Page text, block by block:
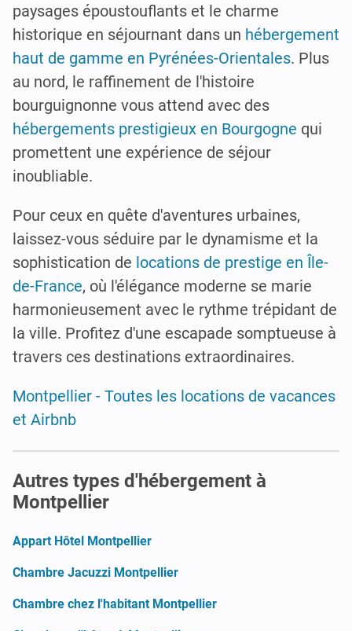
paysages époustouflants et le charme
historique en séjournant dans un hébergement
haut de gamme en Pyrénées-Orientales. Plus
au nord, le raffinement de l'histoire
bourguignonne vous attend avec des
hébergements prestigieux en Bourgogne qui
promettent une expérience de séjour
inoubliable.
Pour ceux en quête d'aventures urbaines,
laissez-vous séduire par le dynamisme et la
sophistication de locations de prestige en Île-
de-France, où l'élégance moderne se marie
harmonieusement avec le rythme trépidant de
la ville. Profitez d'une escapade somptueuse à
travers ces destinations extraordinaires.
Montpellier - Toutes les locations de vacances
et Airbnb
Autres types d'hébergement à
Montpellier
Appart Hôtel Montpellier
Chambre Jacuzzi Montpellier
Chambre chez l'habitant Montpellier